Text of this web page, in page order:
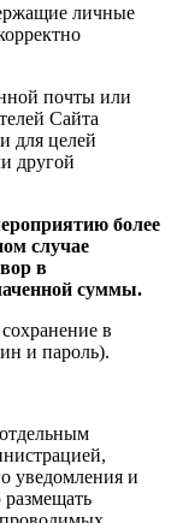
личные
почты или
Сайта
для целей
другой
более
случае
в
суммы.
в
и пароль).
уведомления и